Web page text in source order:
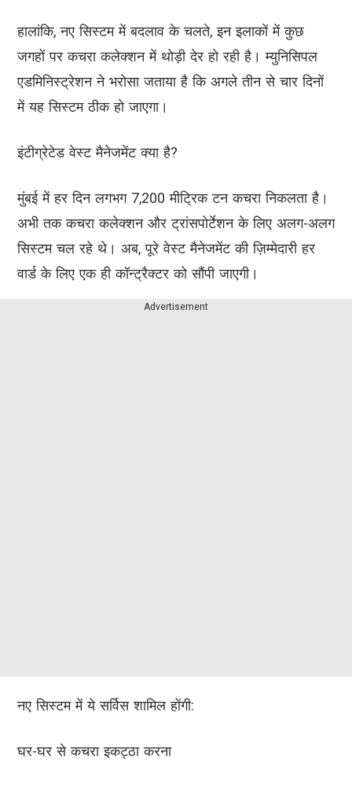
हालांकि, नए सिस्टम में बदलाव के चलते, इन इलाकों में कुछ
जगहों पर कचरा कलेक्शन में थोड़ी देर हो रही है। म्युनिसिपल
एडमिनिस्ट्रेशन ने भरोसा जताया है कि अगले तीन से चार दिनों
में यह सिस्टम ठीक हो जाएगा।
इंटीग्रेटेड वेस्ट मैनेजमेंट क्या है?
मुंबई में हर दिन लगभग 7,200 मीट्रिक टन कचरा निकलता है।
अभी तक कचरा कलेक्शन और ट्रांसपोर्टेशन के लिए अलग-अलग
सिस्टम चल रहे थे। अब, पूरे वेस्ट मैनेजमेंट की ज़िम्मेदारी हर
वार्ड के लिए एक ही कॉन्ट्रैक्टर को सौंपी जाएगी।
Advertisement
नए सिस्टम में ये सर्विस शामिल होंगी:
घर-घर से कचरा इकट्ठा करना